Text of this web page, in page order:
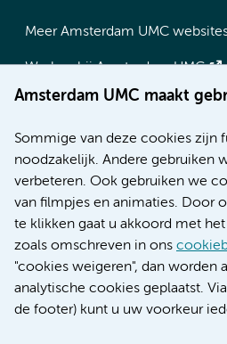
Amsterdam UMC maakt
Sommige van deze cookies zijn
noodzakelijk. Andere gebruiken
verbeteren. Ook gebruiken we
van filmpjes en animaties. Door
te klikken gaat u akkoord met
zoals omschreven in ons
"cookies weigeren", dan worden
analytische cookies geplaatst.
de footer) kunt u uw voorkeur
Meer Amsterdam UMC
Werken bij Amsterdam UMC
Over Amsterdam UMC
Research
Educatie locatie AMC
Educatie locatie VUmc
Verwijzen & diagnostiek